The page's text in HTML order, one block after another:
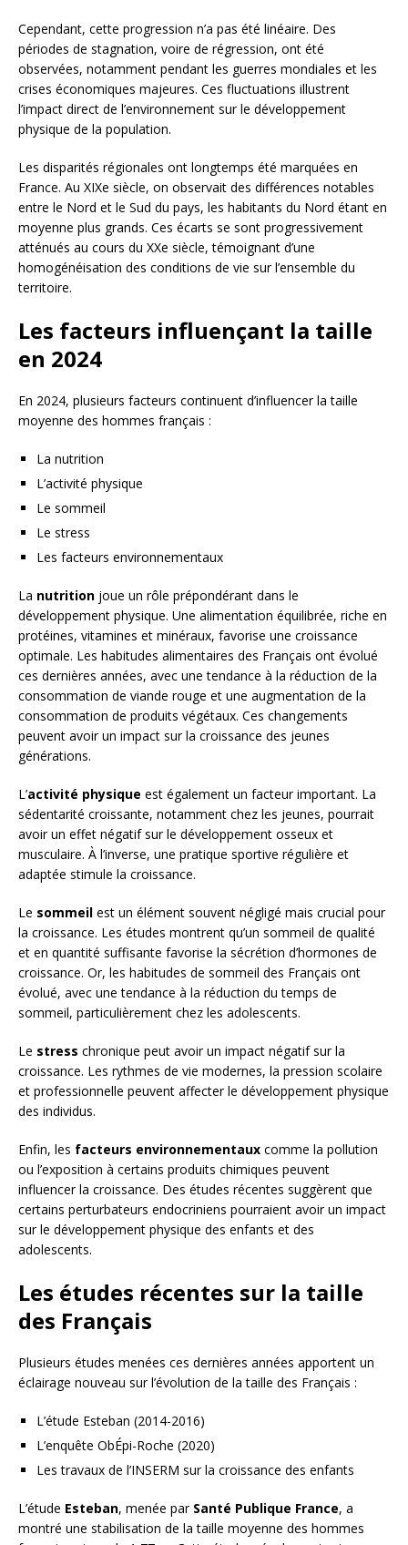
Cependant, cette progression n’a pas été linéaire. Des
périodes de stagnation, voire de régression, ont été
observées, notamment pendant les guerres mondiales et les
crises économiques majeures. Ces fluctuations illustrent
l’impact direct de l’environnement sur le développement
physique de la population.
Les disparités régionales ont longtemps été marquées en
France. Au XIXe siècle, on observait des différences notables
entre le Nord et le Sud du pays, les habitants du Nord étant en
moyenne plus grands. Ces écarts se sont progressivement
atténués au cours du XXe siècle, témoignant d’une
homogénéisation des conditions de vie sur l’ensemble du
territoire.
Les facteurs influençant la taille
en 2024
En 2024, plusieurs facteurs continuent d’influencer la taille
moyenne des hommes français :
La nutrition
L’activité physique
Le sommeil
Le stress
Les facteurs environnementaux
La nutrition joue un rôle prépondérant dans le
développement physique. Une alimentation équilibrée, riche en
protéines, vitamines et minéraux, favorise une croissance
optimale. Les habitudes alimentaires des Français ont évolué
ces dernières années, avec une tendance à la réduction de la
consommation de viande rouge et une augmentation de la
consommation de produits végétaux. Ces changements
peuvent avoir un impact sur la croissance des jeunes
générations.
L’activité physique est également un facteur important. La
sédentarité croissante, notamment chez les jeunes, pourrait
avoir un effet négatif sur le développement osseux et
musculaire. À l’inverse, une pratique sportive régulière et
adaptée stimule la croissance.
Le sommeil est un élément souvent négligé mais crucial pour
la croissance. Les études montrent qu’un sommeil de qualité
et en quantité suffisante favorise la sécrétion d’hormones de
croissance. Or, les habitudes de sommeil des Français ont
évolué, avec une tendance à la réduction du temps de
sommeil, particulièrement chez les adolescents.
Le stress chronique peut avoir un impact négatif sur la
croissance. Les rythmes de vie modernes, la pression scolaire
et professionnelle peuvent affecter le développement physique
des individus.
Enfin, les facteurs environnementaux comme la pollution
ou l’exposition à certains produits chimiques peuvent
influencer la croissance. Des études récentes suggèrent que
certains perturbateurs endocriniens pourraient avoir un impact
sur le développement physique des enfants et des
adolescents.
Les études récentes sur la taille
des Français
Plusieurs études menées ces dernières années apportent un
éclairage nouveau sur l’évolution de la taille des Français :
L’étude Esteban (2014-2016)
L’enquête ObÉpi-Roche (2020)
Les travaux de l’INSERM sur la croissance des enfants
L’étude Esteban, menée par Santé Publique France, a
montré une stabilisation de la taille moyenne des hommes